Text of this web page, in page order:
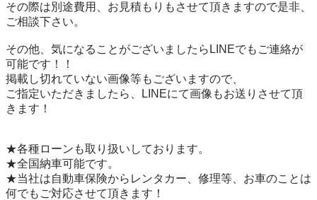
その際は別途費用、お見積もりもさせて頂きますので是非、
ご相談下さい。
その他、気になることがございましたらLINEでもご連絡が
可能です！！
掲載し切れていない画像等もございますので、
ご指定いただきましたら、LINEにて画像もお送りさせて頂
きます！
★各種ローンも取り扱いしております。
★全国納車可能です。
★当社は自動車保険からレンタカー、修理等、お車のことは
何でもご対応させて頂きます！